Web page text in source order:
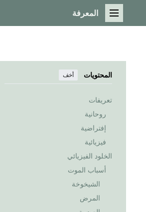
القائمة الرئيسية
المعرفة
المحتويات أخف
تعريفات
روحانية
إفتراضية
فيزيائية
الخلود الفيزيائي
أسباب الموت
الشيخوخة
المرض